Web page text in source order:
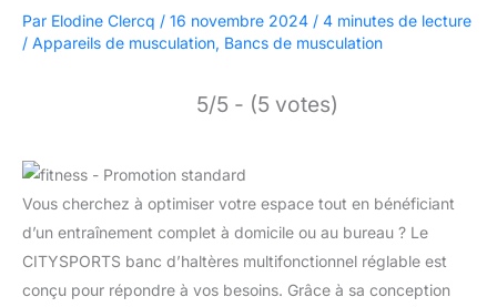
Par Elodine Clercq / 16 novembre 2024 / 4 minutes de lecture
/ Appareils de musculation, Bancs de musculation
5/5 - (5 votes)
Vous cherchez à optimiser votre espace tout en bénéficiant
d’un entraînement complet à domicile ou au bureau ? Le
CITYSPORTS banc d’haltères multifonctionnel réglable est
conçu pour répondre à vos besoins. Grâce à sa conception